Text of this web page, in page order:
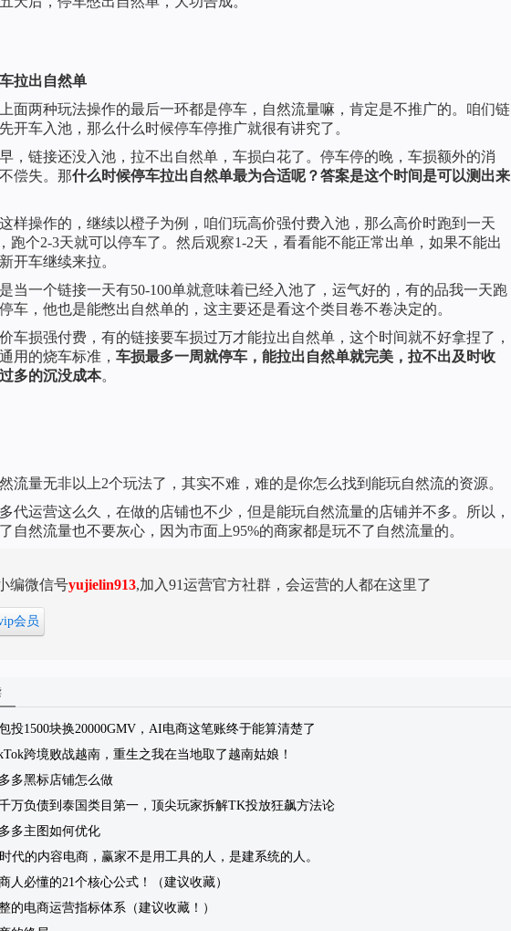
拉出自然单
面两种玩法操作的最后一环都是停车，自然流量嘛，肯定是不推广的。咱们链
开车入池，那么什么时候停车停推广就很有讲究了。
，链接还没入池，拉不出自然单，车损白花了。停车停的晚，车损额外的消
偿失。那什么时候停车拉出自然单最为合适呢？答案是这个时间是可以测出来
样操作的，继续以橙子为例，咱们玩高价强付费入池，那么高价时跑到一天
跑个2-3天就可以停车了。然后观察1-2天，看看能不能正常出单，如果不能出
开车继续来拉。
当一个链接一天有50-100单就意味着已经入池了，运气好的，有的品我一天跑
车，他也是能憋出自然单的，这主要还是看这个类目卷不卷决定的。
车损强付费，有的链接要车损过万才能拉出自然单，这个时间就不好拿捏了，
用的烧车标准， 车损最多一周就停车，能拉出自然单就完美，拉不出及时收
多的沉没成本。
流量无非以上2个玩法了，其实不难，难的是你怎么找到能玩自然流的资源。
代运营这么久，在做的店铺也不少，但是能玩自然流量的店铺并不多。所以，
自然流量也不要灰心，因为市面上95%的商家都是玩不了自然流量的。
编微信号yujielin913,加入91运营官方社群，会运营的人都在这里了
会员
投1500块换20000GMV，AI电商这笔账终于能算清楚了
跨境败战越南，重生之我在当地取了越南姑娘！
多黑标店铺怎么做
万负债到泰国类目第一，顶尖玩家拆解TK投放狂飙方法论
多主图如何优化
代的内容电商，赢家不是用工具的人，是建系统的人。
人必懂的21个核心公式！（建议收藏）
的电商运营指标体系（建议收藏！）